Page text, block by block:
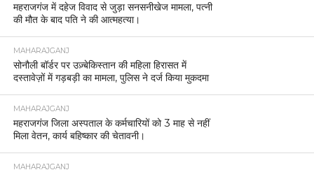
महराजगंज में दहेज विवाद से जुड़ा सनसनीखेज मामला, पत्नी
की मौत के बाद पति ने की आत्महत्या।
MAHARAJGANJ
सोनौली बॉर्डर पर उज़्बेकिस्तान की महिला हिरासत में
दस्तावेज़ों में गड़बड़ी का मामला, पुलिस ने दर्ज किया मुकदमा
MAHARAJGANJ
महराजगंज जिला अस्पताल के कर्मचारियों को 3 माह से नहीं
मिला वेतन, कार्य बहिष्कार की चेतावनी।
MAHARAJGANJ